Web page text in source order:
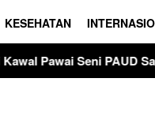
KESEHATAN
PAUD Sambut HUT Ke-